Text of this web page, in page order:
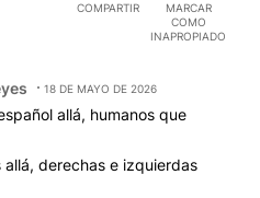
COMPARTIR
MARCAR
COMO
INAPROPIADO
18 DE MAYO DE 2026
allá, humanos que
derechas e izquierdas